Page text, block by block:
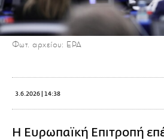
Φωτ. αρχείου: EPA
3.6.2026 | 14:38
Η Ευρωπαϊκή Επιτροπή